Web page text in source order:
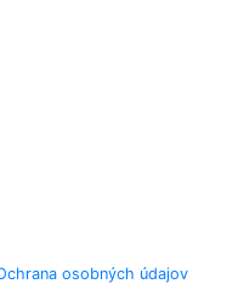
osobných údajov